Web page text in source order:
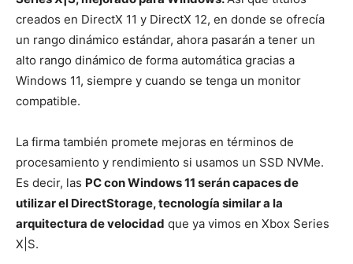
creados en DirectX 11 y DirectX 12, en donde se ofrecía
un rango dinámico estándar, ahora pasarán a tener un
alto rango dinámico de forma automática gracias a
Windows 11, siempre y cuando se tenga un monitor
compatible.
La firma también promete mejoras en términos de
procesamiento y rendimiento si usamos un SSD NVMe.
Es decir, las PC con Windows 11 serán capaces de
utilizar el DirectStorage, tecnología similar a la
arquitectura de velocidad que ya vimos en Xbox Series
X|S.